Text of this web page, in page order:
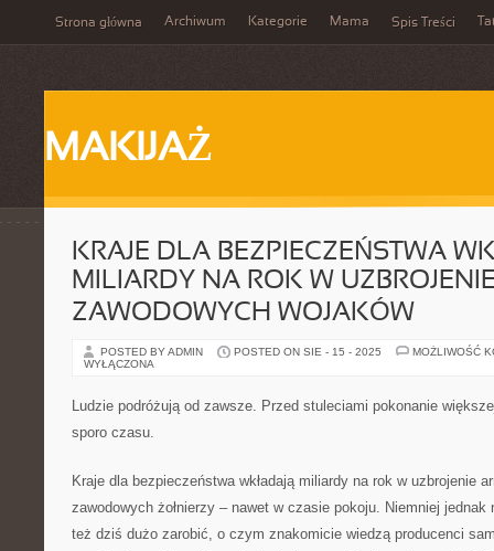
Strona główna Archiwum Kategorie Mama Spis Treści
MAKIJAŻ
KRAJE DLA BEZPIECZEŃSTWA
MILIARDY NA ROK W
ZAWODOWYCH WOJAKÓW
POSTED BY ADMIN POSTED ON SIE - 15 - 2025
MOŻLIWOŚĆ
WYŁĄCZONA
Ludzie podróżują od zawsze. Przed stuleciami pokonanie
sporo czasu.
Kraje dla bezpieczeństwa wkładają miliardy na rok w uzbrojenie
zawodowych żołnierzy – nawet w czasie pokoju. Niemniej
też dziś dużo zarobić, o czym znakomicie wiedzą producenci